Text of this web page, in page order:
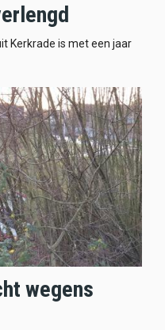
Kerkrade is met een jaar
wegens